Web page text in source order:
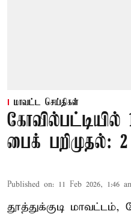
மாவட்ட செய்திகள்
கோவில்பட்டியில்
பைக் பறிமுதல்:
Published on: 11 Feb 2026, 1:46
தூத்துக்குடி மாவட்டம்,